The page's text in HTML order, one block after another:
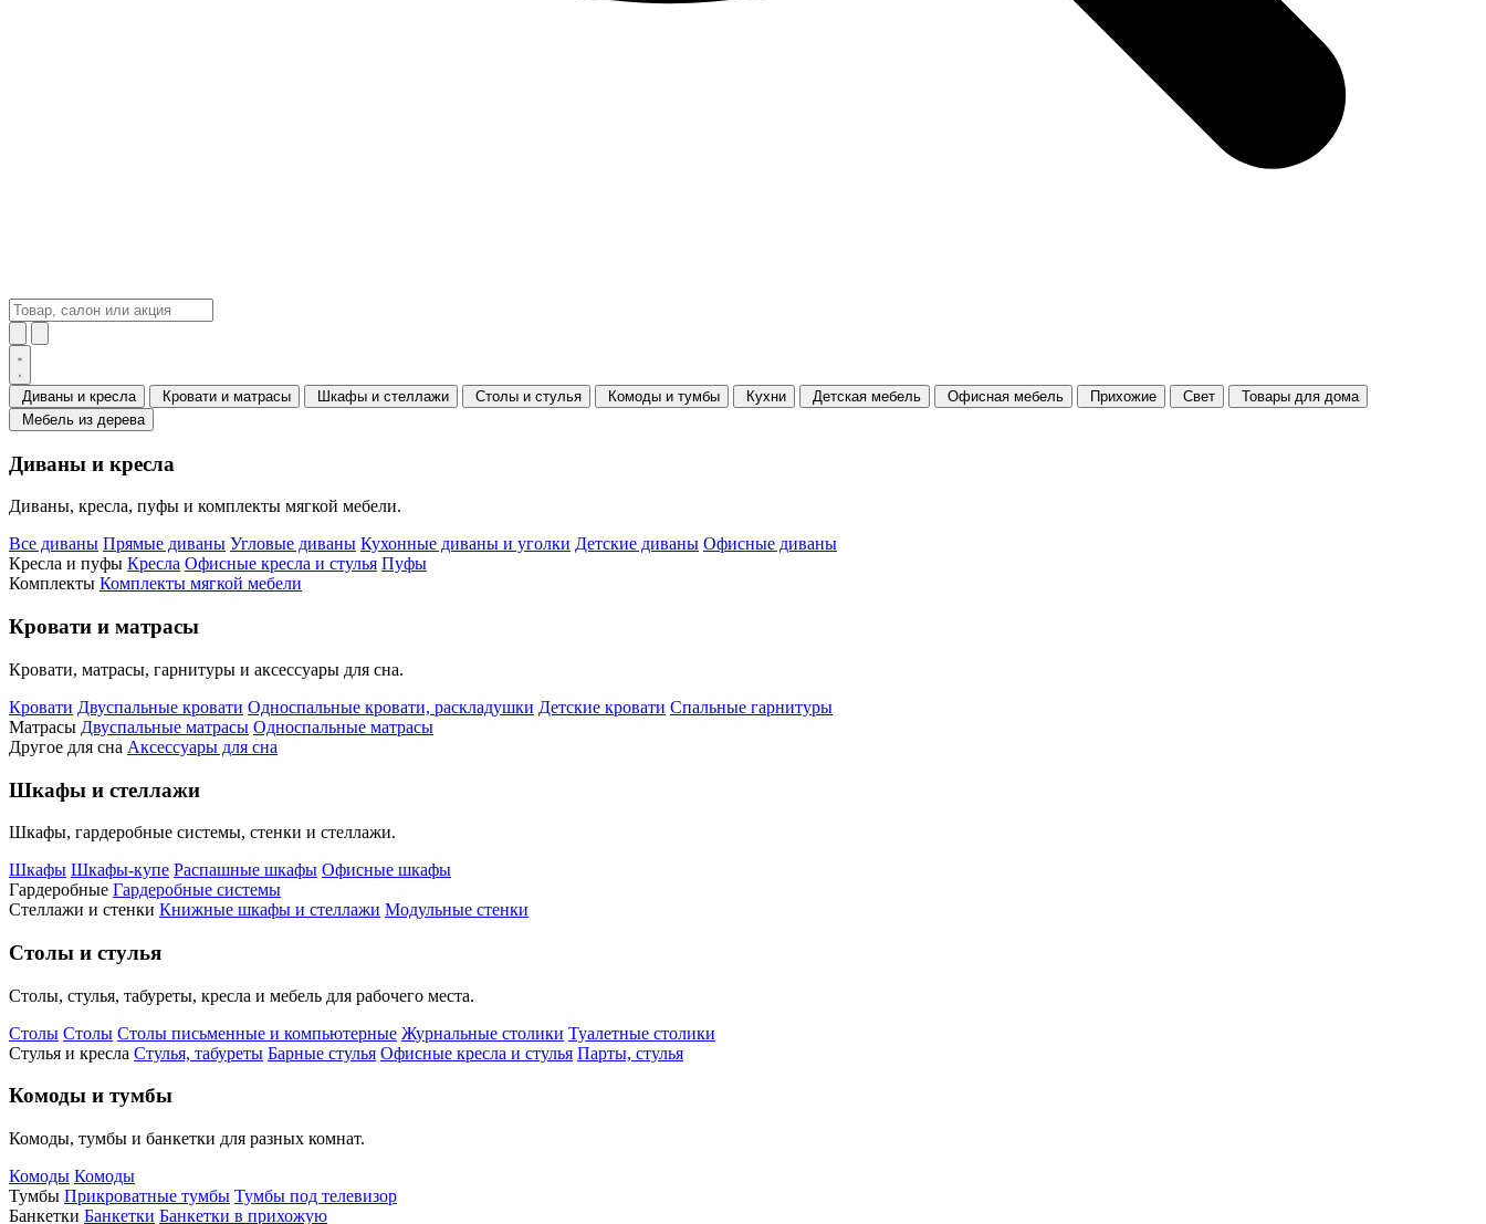
Диваны и кресла Кровати и матрасы Шкафы и стеллажи Столы и стулья Комоды и тумбы Кухни Детская мебель Офисная мебель Прихожие Свет
Товары для дома
Мебель из дерева
Диваны и кресла
Диваны, кресла, пуфы и комплекты мягкой мебели.
Все диваны Прямые диваны Угловые диваны Кухонные диваны и уголки Детские диваны Офисные диваны
Кресла и пуфы Кресла Офисные кресла и стулья Пуфы
Комплекты Комплекты мягкой мебели
Кровати и матрасы
Кровати, матрасы, гарнитуры и аксессуары для сна.
Кровати Двуспальные кровати Односпальные кровати, раскладушки Детские кровати Спальные гарнитуры
Матрасы Двуспальные матрасы Односпальные матрасы
Другое для сна Аксессуары для сна
Шкафы и стеллажи
Шкафы, гардеробные системы, стенки и стеллажи.
Шкафы Шкафы-купе Распашные шкафы Офисные шкафы
Гардеробные Гардеробные системы
Стеллажи и стенки Книжные шкафы и стеллажи Модульные стенки
Столы и стулья
Столы, стулья, табуреты, кресла и мебель для рабочего места.
Столы Столы Столы письменные и компьютерные Журнальные столики Туалетные столики
Стулья и кресла Стулья, табуреты Барные стулья Офисные кресла и стулья Парты, стулья
Комоды и тумбы
Комоды, тумбы и банкетки для разных комнат.
Комоды Комоды
Тумбы Прикроватные тумбы Тумбы под телевизор
Банкетки Банкетки Банкетки в прихожую